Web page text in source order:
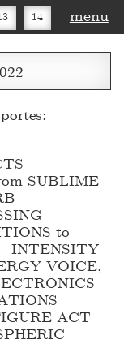
14 menu
SUBLIME
to
INTENSITY
VOICE,
ACT_